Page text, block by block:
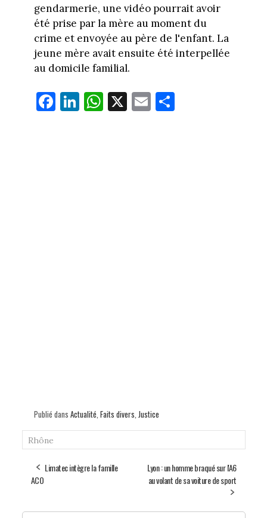
gendarmerie, une vidéo pourrait avoir
été prise par la mère au moment du
crime et envoyée au père de l'enfant. La
jeune mère avait ensuite été interpellée
au domicile familial.
Fa
ce
Li
nk
W
ha
X E
m
Pa
rt
Publié dans Actualité Faits divers Justice
Rhône
Limatec intègre la famille
ACO
Lyon : un homme braqué sur l'A6
au volant de sa voiture de sport